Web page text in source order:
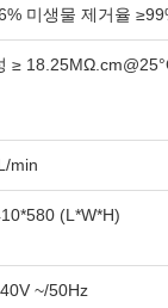
미생물 제거율
≥
min
(L*W*H)
~/50Hz